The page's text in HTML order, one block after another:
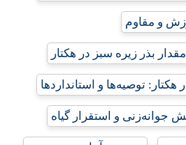
و مقاوم
بذر زیره سبز در هکتار
هکتار: توصیه‌ها و استانداردها
جوانه‌زنی و استقرار گیاه